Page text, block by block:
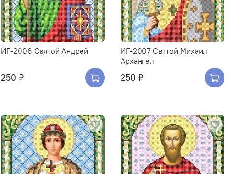
ИГ-2006 Святой Андрей
250 ₽
ИГ-2007 Святой Михаил
Архангел
250 ₽